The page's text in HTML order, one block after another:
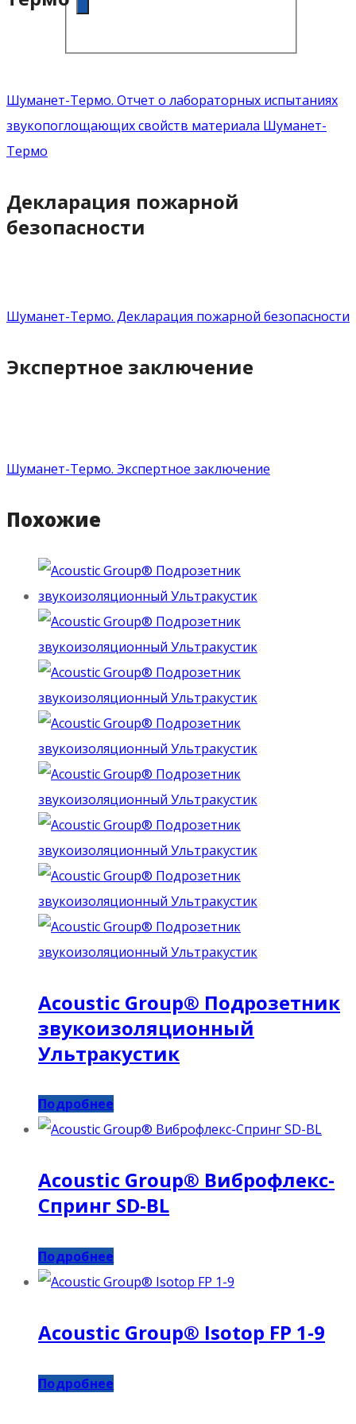
Шуманет-Термо. Отчет о лабораторных испытаниях
звукопоглощающих свойств материала Шуманет-
Термо
Декларация пожарной
безопасности
Шуманет-Термо. Декларация пожарной безопасности
Экспертное заключение
Шуманет-Термо. Экспертное заключение
Похожие
Acoustic Group® Подрозетник
звукоизоляционный
Ультракустик
Подробнее
Acoustic Group® Виброфлекс-
Спринг SD-BL
Подробнее
Acoustic Group® Isotop FP 1-9
Подробнее